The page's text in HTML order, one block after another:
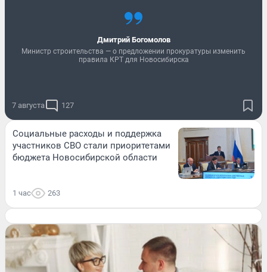
Дмитрий Богомолов
Министр строительства — о предложении прокуратуры изменить
правила КРТ для Новосибирска
7 августа 127
Социальные расходы и поддержка
участников СВО стали приоритетами
бюджета Новосибирской области
1 час 263